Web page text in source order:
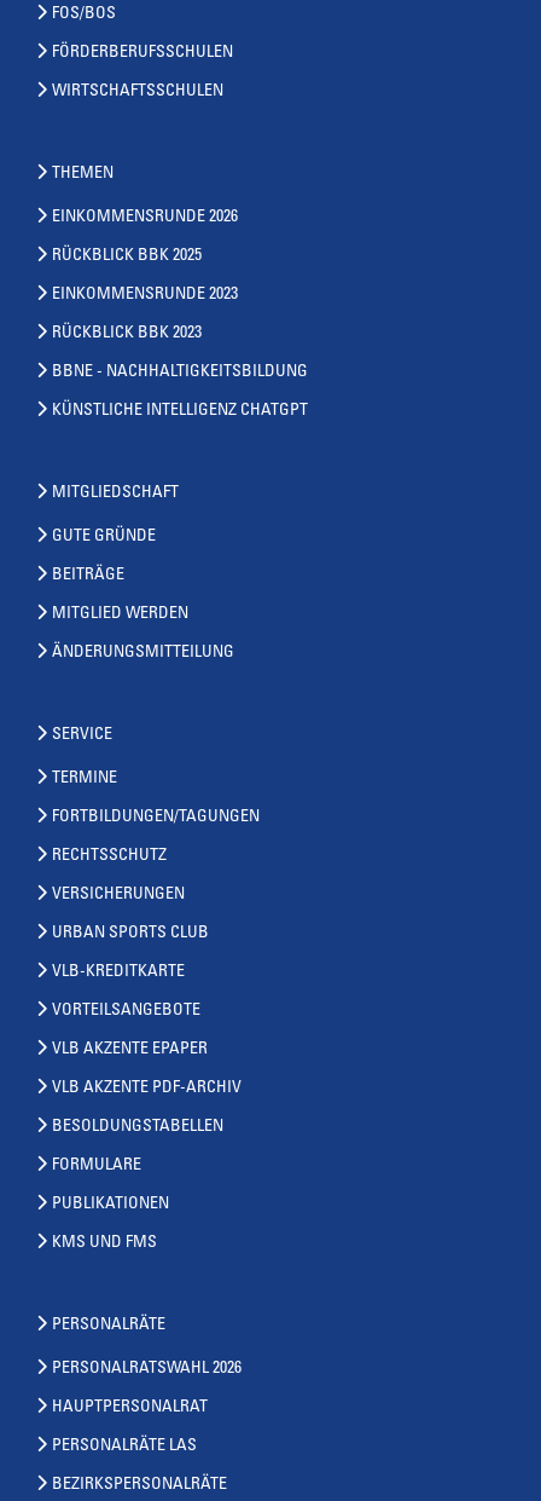
FOS/BOS
FÖRDERBERUFSSCHULEN
WIRTSCHAFTSSCHULEN
THEMEN
EINKOMMENSRUNDE 2026
RÜCKBLICK BBK 2025
EINKOMMENSRUNDE 2023
RÜCKBLICK BBK 2023
BBNE - NACHHALTIGKEITSBILDUNG
KÜNSTLICHE INTELLIGENZ CHATGPT
MITGLIEDSCHAFT
GUTE GRÜNDE
BEITRÄGE
MITGLIED WERDEN
ÄNDERUNGSMITTEILUNG
SERVICE
TERMINE
FORTBILDUNGEN/TAGUNGEN
RECHTSSCHUTZ
VERSICHERUNGEN
URBAN SPORTS CLUB
VLB-KREDITKARTE
VORTEILSANGEBOTE
VLB AKZENTE EPAPER
VLB AKZENTE PDF-ARCHIV
BESOLDUNGSTABELLEN
FORMULARE
PUBLIKATIONEN
KMS UND FMS
PERSONALRÄTE
PERSONALRATSWAHL 2026
HAUPTPERSONALRAT
PERSONALRÄTE LAS
BEZIRKSPERSONALRÄTE